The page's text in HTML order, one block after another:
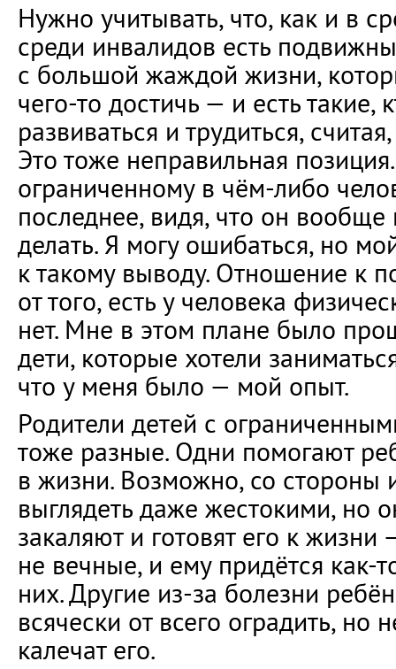
Нужно учитывать, что, как и в
среди инвалидов есть
с большой жаждой жизни,
чего-то достичь — и есть такие,
развиваться и трудиться,
Это тоже неправильная
ограниченному в чём-либо
последнее, видя, что он вообще
делать. Я могу ошибаться, но
к такому выводу. Отношение к
от того, есть у человека
нет. Мне в этом плане было
дети, которые хотели
что у меня было — мой опыт.
Родители детей с
тоже разные. Одни помогают
в жизни. Возможно, со стороны
выглядеть даже жестокими, но
закаляют и готовят его к жизни
не вечные, и ему придётся как-
них. Другие из-за болезни
всячески от всего оградить, но
калечат его.